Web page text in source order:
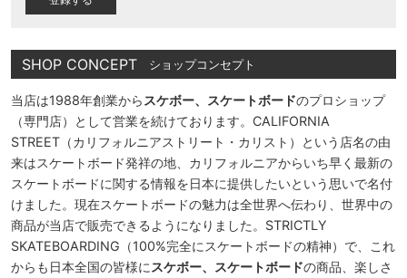
SHOP CONCEPT ショップコンセプト
当店は1988年創業から スケボー、スケートボードのプロショップ
（専門店）として営業を続けております。CALIFORNIA
STREET（カリフォルニアストリート・カリスト）という店名の由
来はスケートボード発祥の地、カリフォルニアからいち早く最新の
スケートボードに関する情報を日本に提供したいという思いで名付
けました。現在スケートボードの魅力は全世界へ伝わり、世界中の
商品が当店で販売できるようになりました。STRICTLY
SKATEBOARDING（100%完全にスケートボードの精神）で、これ
からも日本全国の皆様に スケボー、スケートボードの商品、楽しさ